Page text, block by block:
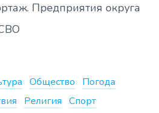
Предприятия округа
Общество
Погода
Религия Спорт